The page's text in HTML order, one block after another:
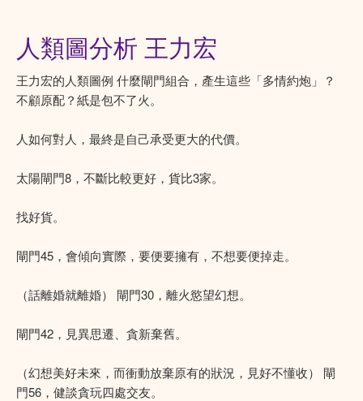
人類圖分析 王力宏
王力宏的人類圖例 什麼閘門組合，產生這些「多情約炮」？
不顧原配？紙是包不了火。
人如何對人，最終是自己承受更大的代價。
太陽閘門8，不斷比較更好，貨比3家。
找好貨。
閘門45，會傾向實際，要便要擁有，不想要便掉走。
（話離婚就離婚） 閘門30，離火慾望幻想。
閘門42，見異思遷、貪新棄舊。
（幻想美好未來，而衝動放棄原有的狀況，見好不懂收） 閘
門56，健談貪玩四處交友。